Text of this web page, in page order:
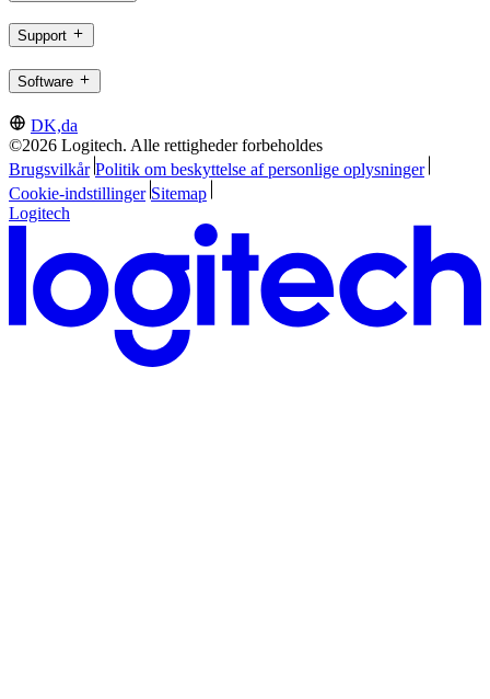
Support
Software
DK,da
©2026 Logitech. Alle rettigheder forbeholdes
Brugsvilkår Politik om beskyttelse af personlige oplysninger
Cookie-indstillinger Sitemap
Logitech